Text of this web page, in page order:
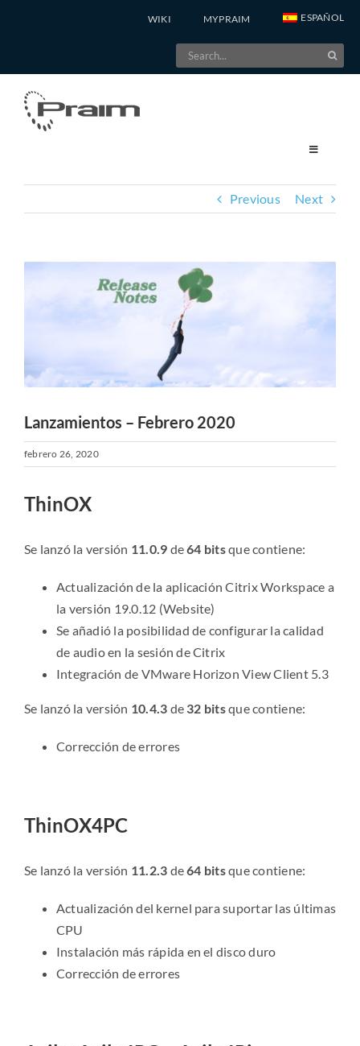
WIKI MYPRAIM ESPAÑOL
Search
for:
Previous Next
View
Lanzamientos – Febrero 2020
febrero 26, 2020
ThinOX
Se lanzó la versión 11.0.9 de64 bitsque contiene:
Actualización de la aplicación Citrix Workspace a
la versión 19.0.12 (Website)
Se añadió la posibilidad de configurar la calidad
de audio en la sesión de Citrix
Integración de VMware Horizon View Client 5.3
Se lanzó la versión 10.4.3 de 32 bitsque contiene:
Corrección de errores
ThinOX4PC
Se lanzó la versión 11.2.3 de64 bitsque contiene:
Actualización del kernel para suportar las últimas
CPU
Instalación más rápida en el disco duro
Corrección de errores